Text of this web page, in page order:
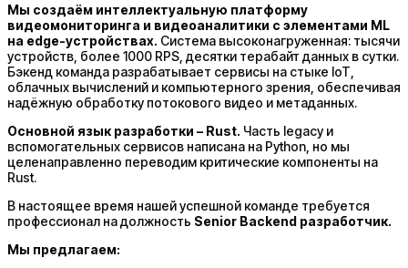
Мы создаём интеллектуальную платформу
видеомониторинга и видеоаналитики с элементами ML
на edge-устройствах. Система высоконагруженная: тысячи
устройств, более 1000 RPS, десятки терабайт данных в сутки.
Бэкенд команда разрабатывает сервисы на стыке IoT,
облачных вычислений и компьютерного зрения, обеспечивая
надёжную обработку потокового видео и метаданных.
Основной язык разработки – Rust. Часть legacy и
вспомогательных сервисов написана на Python, но мы
целенаправленно переводим критические компоненты на
Rust.
В настоящее время нашей успешной команде требуется
профессионал на должность Senior Backend разработчик.
Мы предлагаем: